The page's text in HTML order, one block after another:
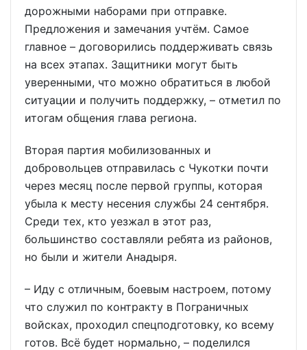
дорожными наборами при отправке.
Предложения и замечания учтём. Самое
главное – договорились поддерживать связь
на всех этапах. Защитники могут быть
уверенными, что можно обратиться в любой
ситуации и получить поддержку, – отметил по
итогам общения глава региона.
Вторая партия мобилизованных и
добровольцев отправилась с Чукотки почти
через месяц после первой группы, которая
убыла к месту несения службы 24 сентября.
Среди тех, кто уезжал в этот раз,
большинство составляли ребята из районов,
но были и жители Анадыря.
– Иду с отличным, боевым настроем, потому
что служил по контракту в Пограничных
войсках, проходил спецподготовку, ко всему
готов. Всё будет нормально, – поделился